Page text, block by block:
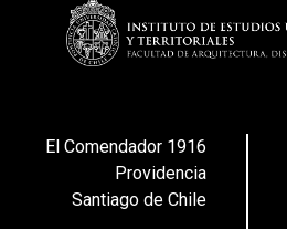
El Comendador 1916
Providencia
Santiago de Chile